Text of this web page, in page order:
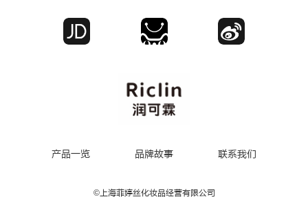
产品一览 品牌故事 联系我们
©上海菲婷丝化妆品经营有限公司